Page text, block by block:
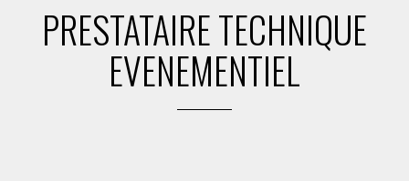
PRESTATAIRE TECHNIQUE
EVENEMENTIEL